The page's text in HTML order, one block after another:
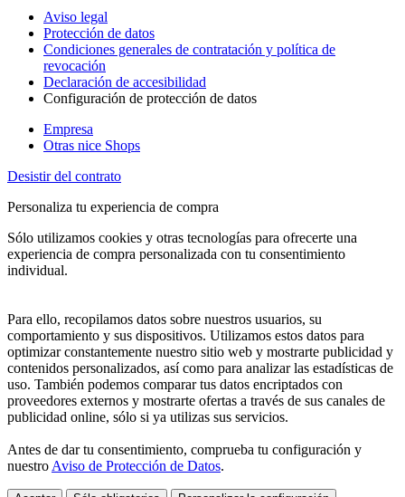
Aviso legal
Protección de datos
Condiciones generales de contratación y política de
revocación
Declaración de accesibilidad
Configuración de protección de datos
Empresa
Otras nice Shops
Desistir del contrato
Personaliza tu experiencia de compra
Sólo utilizamos cookies y otras tecnologías para ofrecerte una
experiencia de compra personalizada con tu consentimiento
individual.
Para ello, recopilamos datos sobre nuestros usuarios, su
comportamiento y sus dispositivos. Utilizamos estos datos para
optimizar constantemente nuestro sitio web y mostrarte publicidad y
contenidos personalizados, así como para analizar las estadísticas de
uso. También podemos comparar tus datos encriptados con
proveedores externos y mostrarte ofertas a través de sus canales de
publicidad online, sólo si ya utilizas sus servicios.
Antes de dar tu consentimiento, comprueba tu configuración y
nuestro Aviso de Protección de Datos.